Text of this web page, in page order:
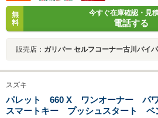
無
料
今すぐ在庫確認・見
電話する
販売店： ガリバー セルフコーナー古川バイ
スズキ
パレット 660 X ワンオーナー パ
スマートキー プッシュスタート ベ